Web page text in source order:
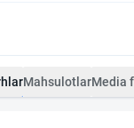
MahsulotlarMedia